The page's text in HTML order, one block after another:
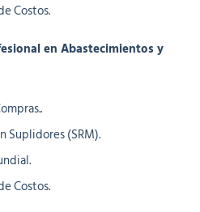
Costos.
en Abastecimientos y
Suplidores (SRM).
Costos.